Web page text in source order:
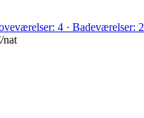
4 · Badeværelser: 2
/nat